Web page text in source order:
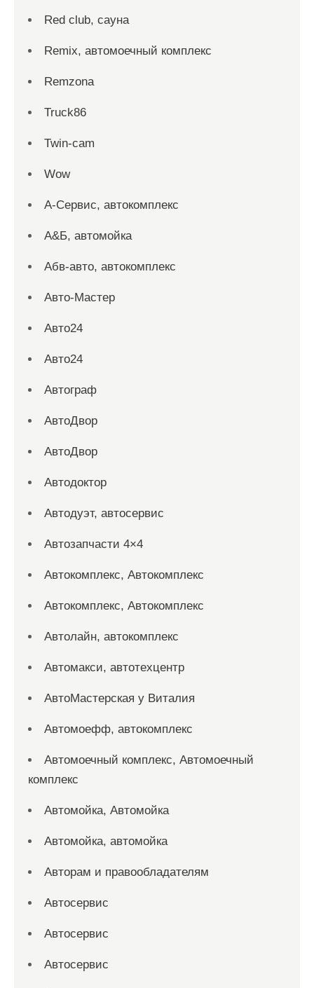
Red сlub, сауна
Remix, автомоечный комплекс
Remzona
Truck86
Twin-cam
Wow
А-Сервис, автокомплекс
А&Б, автомойка
Абв-авто, автокомплекс
Авто-Мастер
Авто24
Авто24
Автограф
АвтоДвор
АвтоДвор
Автодоктор
Автодуэт, автосервис
Автозапчасти 4×4
Автокомплекс, Автокомплекс
Автокомплекс, Автокомплекс
Автолайн, автокомплекс
Автомакси, автотехцентр
АвтоМастерская у Виталия
Автомоефф, автокомплекс
Автомоечный комплекс, Автомоечный
комплекс
Автомойка, Автомойка
Автомойка, автомойка
Авторам и правообладателям
Автосервис
Автосервис
Автосервис